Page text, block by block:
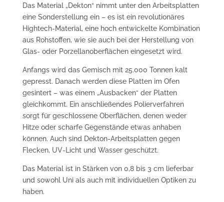
Das Material „Dekton“ nimmt unter den Arbeitsplatten
eine Sonderstellung ein – es ist ein revolutionäres
Hightech-Material, eine hoch entwickelte Kombination
aus Rohstoffen, wie sie auch bei der Herstellung von
Glas- oder Porzellanoberflächen eingesetzt wird.
Anfangs wird das Gemisch mit 25.000 Tonnen kalt
gepresst. Danach werden diese Platten im Ofen
gesintert – was einem „Ausbacken“ der Platten
gleichkommt. Ein anschließendes Polierverfahren
sorgt für geschlossene Oberflächen, denen weder
Hitze oder scharfe Gegenstände etwas anhaben
können. Auch sind Dekton-Arbeitsplatten gegen
Flecken, UV-Licht und Wasser geschützt.
Das Material ist in Stärken von 0,8 bis 3 cm lieferbar
und sowohl Uni als auch mit individuellen Optiken zu
haben.